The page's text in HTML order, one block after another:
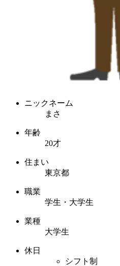
ニックネーム
まさ
年齢
20才
住まい
東京都
職業
学生・大学生
業種
大学生
休日
シフト制